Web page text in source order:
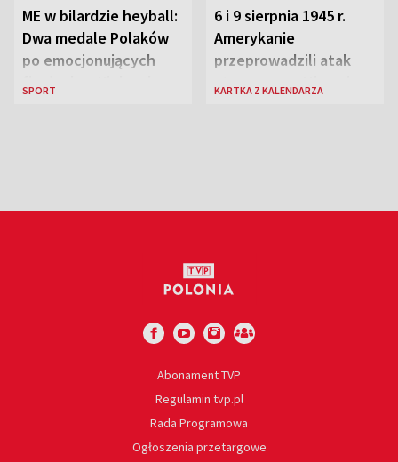
ME w bilardzie heyball:
Dwa medale Polaków
po emocjonujących
finałach w Kielcach
SPORT
6 i 9 sierpnia 1945 r.
Amerykanie
przeprowadzili atak
atomowy na Hiroszimę
KARTKA Z KALENDARZA
Abonament TVP
Regulamin tvp.pl
Rada Programowa
Ogłoszenia przetargowe